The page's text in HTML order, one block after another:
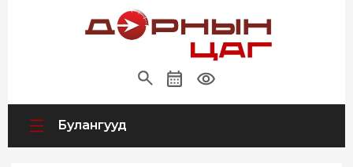
Булангууд